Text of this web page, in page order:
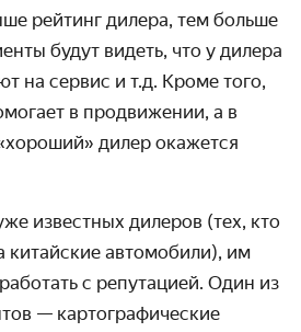
рейтинг дилера, тем больше
будут видеть, что у дилера
на сервис и т.д. Кроме того,
в продвижении, а в
дилер окажется
известных дилеров (тех, кто
китайские автомобили), им
с репутацией. Один из
— картографические